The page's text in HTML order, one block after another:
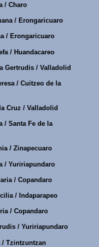
/ Charo
/ Erongaricuaro
/ Erongaricuaro
/ Huandacareo
Gertrudis / Valladolid
/ Cuitzeo de la
Cruz / Valladolid
/ Santa Fe de la
/ Zinapecuaro
/ Yuririapundaro
/ Copandaro
/ Indaparapeo
/ Copandaro
/ Yuririapundaro
/ Tzintzuntzan